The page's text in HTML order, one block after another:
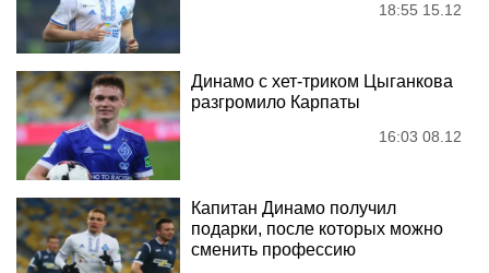
18:55 15.12
Динамо с хет-триком Цыганкова
разгромило Карпаты
16:03 08.12
Капитан Динамо получил
подарки, после которых можно
сменить профессию